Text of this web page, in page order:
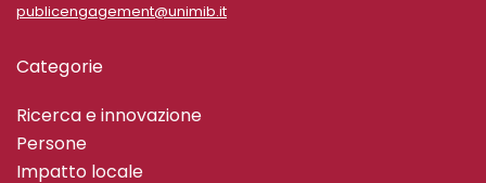
publicengagement@unimib.it
Categorie
Ricerca e innovazione
Persone
Impatto locale